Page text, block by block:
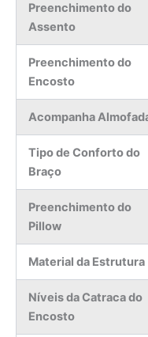
Preenchimento do
Assento
Preenchimento do
Encosto
Acompanha
Tipo de Conforto do
Braço
Preenchimento do
Pillow
Material da Estrutura
Níveis da Catraca do
Encosto